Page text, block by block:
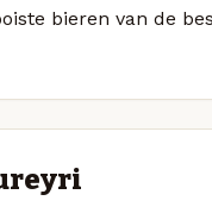
bieren van de